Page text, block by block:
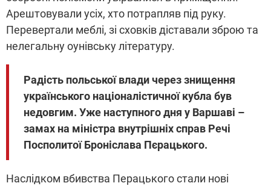
Арештовували усіх, хто потрапляв під руку.
Перевертали меблі, зі сховків діставали зброю та
нелегальну оунівську літературу.
Радість польської влади через знищення
українського націоналістичної кубла був
недовгим. Уже наступного дня у Варшаві –
замах на міністра внутрішніх справ Речі
Посполитої Броніслава Пєрацького.
Наслідком вбивства Перацького стали нові